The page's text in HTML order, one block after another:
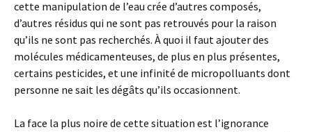
cette manipulation de l’eau crée d’autres composés,
d’autres résidus qui ne sont pas retrouvés pour la raison
qu’ils ne sont pas recherchés. À quoi il faut ajouter des
molécules médicamenteuses, de plus en plus présentes,
certains pesticides, et une infinité de micropolluants dont
personne ne sait les dégâts qu’ils occasionnent.
La face la plus noire de cette situation est l’ignorance